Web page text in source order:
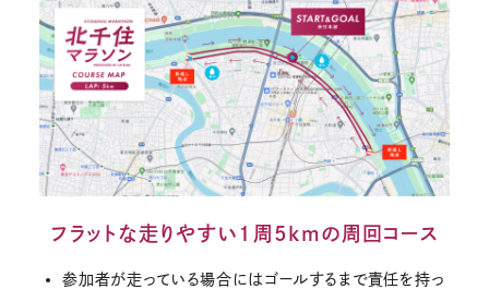
フラットな走りやすい1周5kmの周回コース
参加者が走っている場合にはゴールするまで責任を持っ